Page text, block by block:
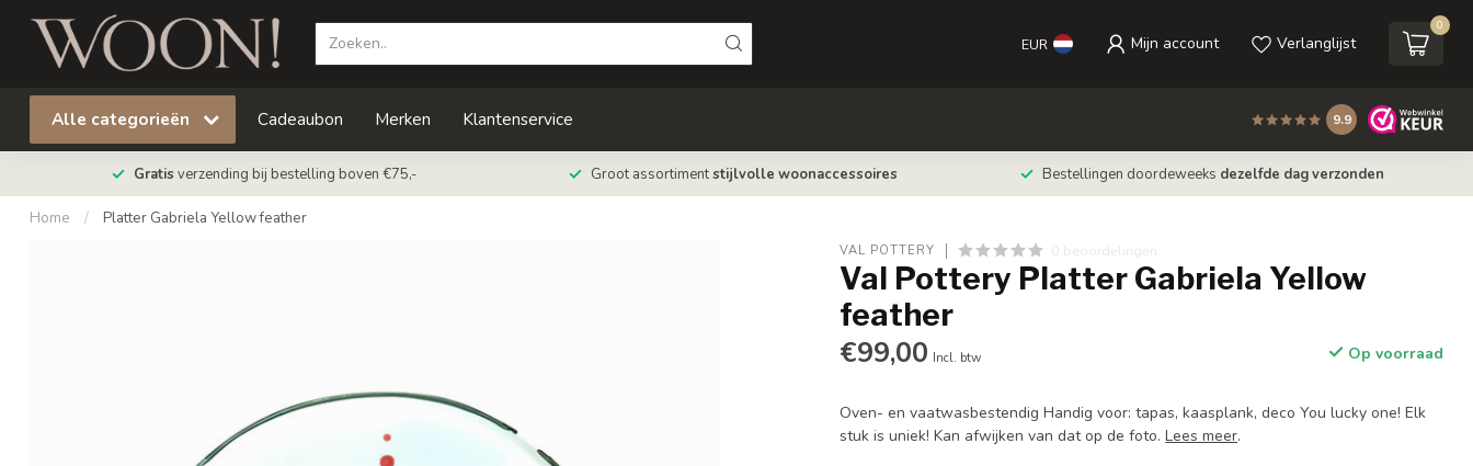
EUR Mijn account Verlanglijst
0
Alle categorieën Cadeaubon Merken Klantenservice 9.9
Gratis verzending bij bestelling boven €75,- Groot assortimentstijlvolle woonaccessoires Bestellingen doordeweeks dezelfde dag verzonden
Home / Platter Gabriela Yellow feather
VAL POTTERY 0 beoordelingen
Val Pottery Platter Gabriela Yellow
feather
€99,00 Incl. btw Op voorraad
Oven- en vaatwasbestendig Handig voor: tapas, kaasplank, deco You lucky one! Elk
stuk is uniek! Kan afwijken van dat op de foto.Lees meer.